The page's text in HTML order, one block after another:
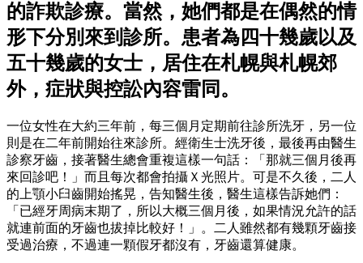
的詐欺診療。當然，她們都是在偶然的情
形下分別來到診所。患者為四十幾歲以及
五十幾歲的女士，居住在札幌與札幌郊
外，症狀與控訟內容雷同。
一位女性在大約三年前，每三個月定期前往診所洗牙，另一位
則是在二年前開始往來診所。經衛生士洗牙後，最後再由醫生
診察牙齒，接著醫生總會重複這樣一句話：「那就三個月後再
來回診吧！」而且每次都會拍攝Ｘ光照片。可是不久後，二人
的上顎小臼齒開始搖晃，告知醫生後，醫生這樣告訴她們：
「已經牙周病末期了，所以大概三個月後，如果情況允許的話
就連前面的牙齒也拔掉比較好！」。二人雖然都有幾顆牙齒接
受過治療，不過連一顆假牙都沒有，牙齒還算健康。